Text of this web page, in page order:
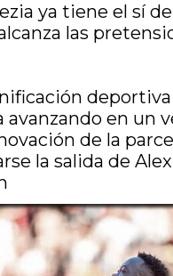
ya tiene el sí
las
deportiva
avanzando en un
de la
la salida de